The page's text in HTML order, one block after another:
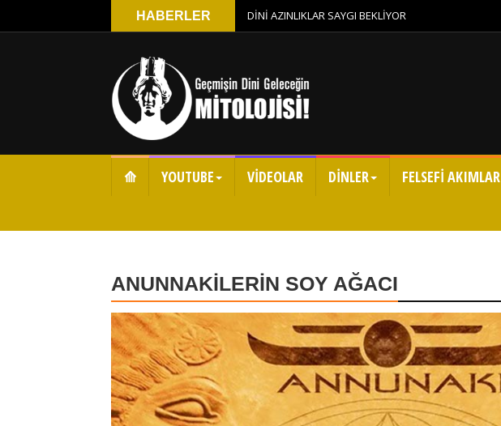
HABERLER DİNİ AZINLIKLAR SAYGI BEKLİYOR
⟰ YOUTUBE VİDEOLAR DİNLER FELSEFİ AKIMLAR
ANUNNAKİLERİN SOY AĞACI